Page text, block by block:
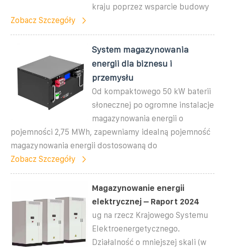
kraju poprzez wsparcie budowy
Zobacz Szczegóły
System magazynowania
energii dla biznesu i
przemysłu
Od kompaktowego 50 kW baterii
słonecznej po ogromne instalacje
magazynowania energii o
pojemności 2,75 MWh, zapewniamy idealną pojemność
magazynowania energii dostosowaną do
Zobacz Szczegóły
Magazynowanie energii
elektrycznej – Raport 2024
ug na rzecz Krajowego Systemu
Elektroenergetycznego.
Działalność o mniejszej skali (w